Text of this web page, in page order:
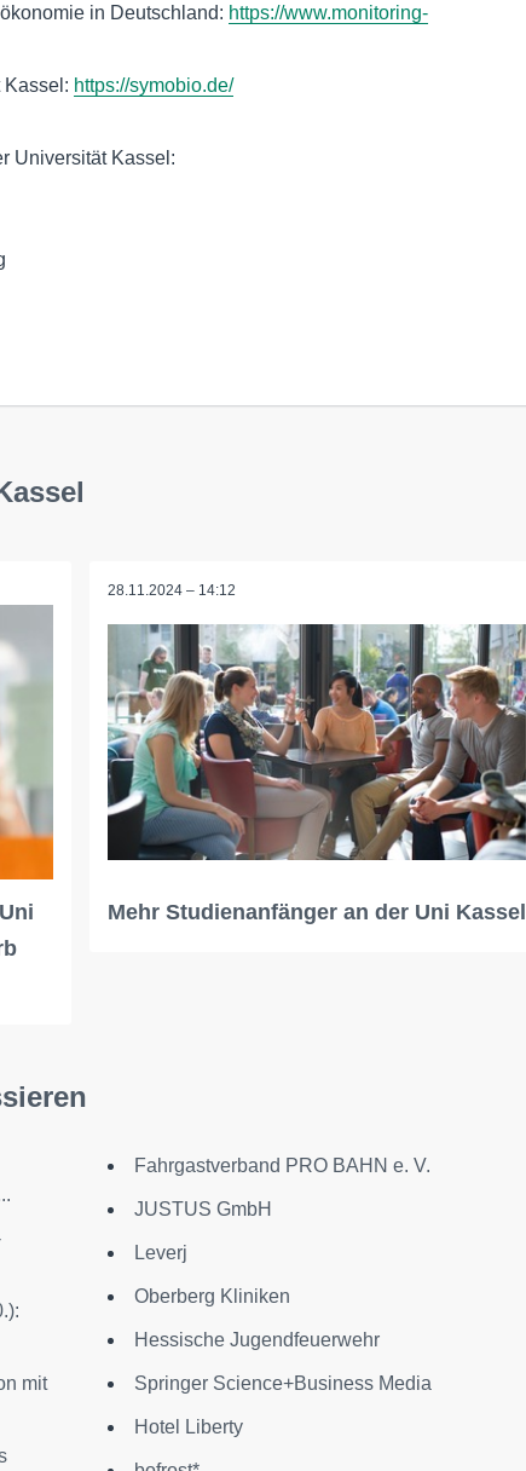
in Deutschland: https://www.monitoring-
Kassel: https://symobio.de/
Universität Kassel:
28.11.2024 – 14:12
Mehr Studienanfänger an der Uni Kassel
mit
Fahrgastverband PRO BAHN e. V.
JUSTUS GmbH
Leverj
Oberberg Kliniken
Hessische Jugendfeuerwehr
Springer Science+Business Media
Hotel Liberty